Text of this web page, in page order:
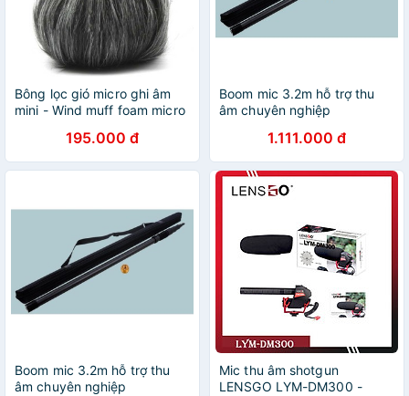
Bông lọc gió micro ghi âm
mini - Wind muff foam micro
195.000 đ
Boom mic 3.2m hỗ trợ thu
âm chuyên nghiệp
1.111.000 đ
Boom mic 3.2m hỗ trợ thu
âm chuyên nghiệp
Mic thu âm shotgun
LENSGO LYM-DM300 -